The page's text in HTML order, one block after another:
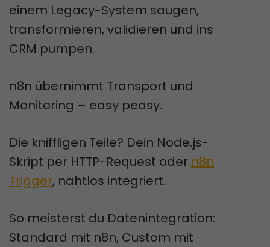
einem Legacy-System saugen,
transformieren, validieren und ins
CRM pumpen.
n8n übernimmt Transport und
Monitoring – easy peasy.
Die kniffligen Teile? Dein Node.js-
Skript per HTTP-Request oder n8n
Trigger, nahtlos integriert.
So meisterst du Datenintegration:
Standard mit n8n, Custom mit